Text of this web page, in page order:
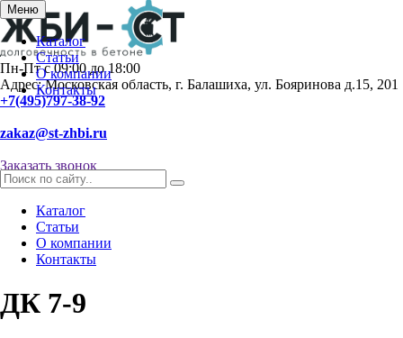
Меню
Каталог
Статьи
О компании
Контакты
Пн-Пт с 09:00 до 18:00
Адрес: Московская область, г. Балашиха, ул. Бояринова д.15, 201
+7(495)797-38-92
zakaz@st-zhbi.ru
Заказать звонок
Каталог
Статьи
О компании
Контакты
ДК 7-9